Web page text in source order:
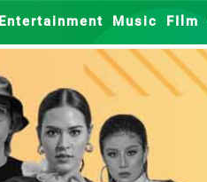
Entertainment Music FIlm